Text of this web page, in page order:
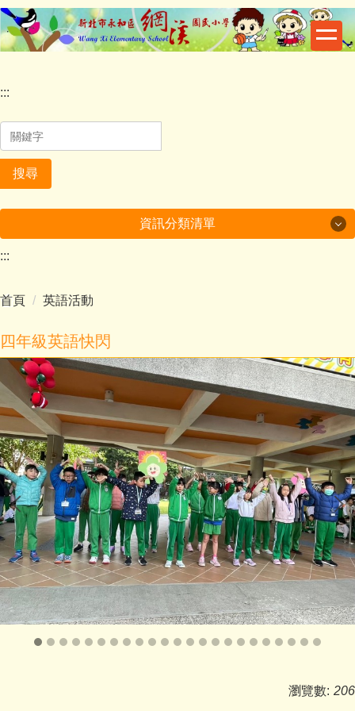
跳
到
主
內
區
:::
搜尋
資訊分類清單
校園資訊
榮譽事項
下載專區
學生活動
網路資源
教務處
學務處
行政處
輔導處
:::
首頁 英語活動
四年級英語快閃
瀏覽數: 206